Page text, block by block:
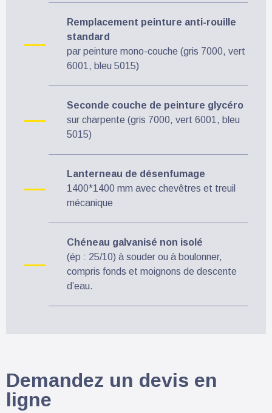
Remplacement peinture anti-rouille
standard
par peinture mono-couche (gris 7000, vert
6001, bleu 5015)
Seconde couche de peinture glycéro
sur charpente (gris 7000, vert 6001, bleu
5015)
Lanterneau de désenfumage
1400*1400 mm avec chevêtres et treuil
mécanique
Chéneau galvanisé non isolé
(ép : 25/10) à souder ou à boulonner,
compris fonds et moignons de descente
d’eau.
Demandez un devis en
ligne